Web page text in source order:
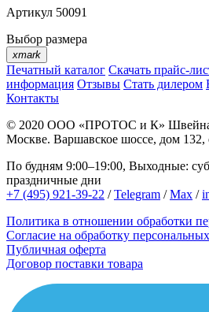
Артикул 50091
Выбор размера
xmark
Печатный каталог Скачать прайс-
информация Отзывы Стать дилером
Контакты
© 2020 ООО «ПРОТОС и К»
Москве. Варшавское шоссе, дом 132,
По будням 9:00–19:00, Выходные:
праздничные дни
+7 (495) 921-39-22 /Telegram /Max /
Политика в отношении обработки
Согласие на обработку
Публичная оферта
Договор поставки товара